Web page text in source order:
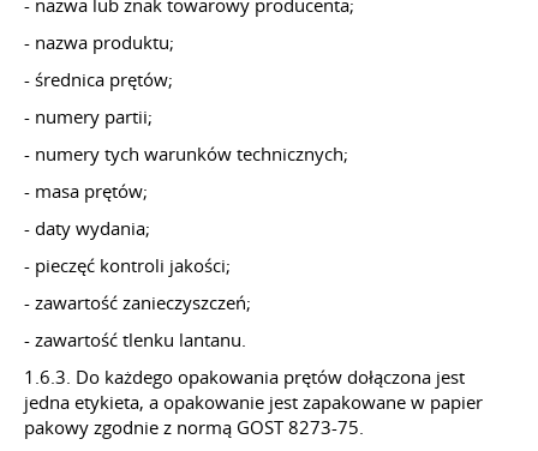
- nazwa lub znak towarowy producenta;
- nazwa produktu;
- średnica prętów;
- numery partii;
- numery tych warunków technicznych;
- masa prętów;
- daty wydania;
- pieczęć kontroli jakości;
- zawartość zanieczyszczeń;
- zawartość tlenku lantanu.
1.6.3. Do każdego opakowania prętów dołączona jest
jedna etykieta, a opakowanie jest zapakowane w papier
pakowy zgodnie z normą GOST 8273-75.